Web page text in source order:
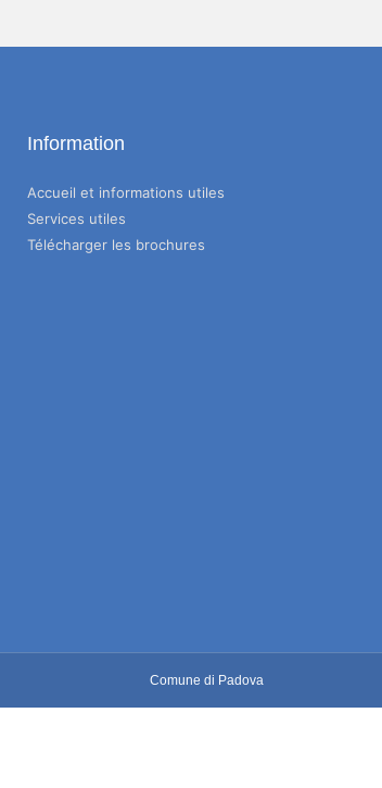
Information
Accueil et informations utiles
Services utiles
Télécharger les brochures
Comune di Padova